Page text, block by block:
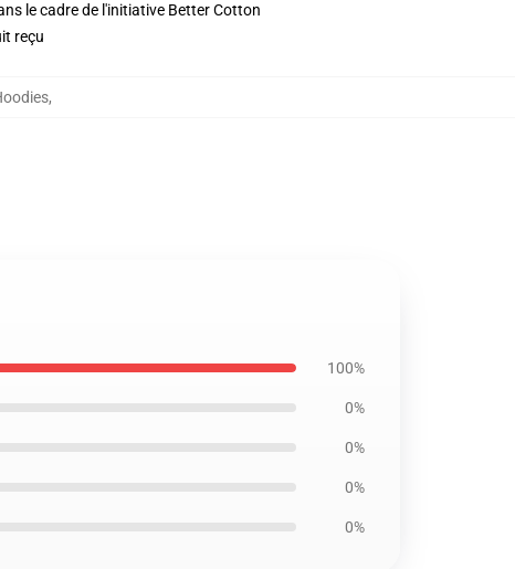
le cadre de l'initiative Better Cotton
reçu
,
100%
0%
0%
0%
0%